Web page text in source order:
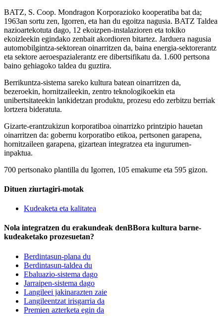
BATZ, S. Coop. Mondragon Korporazioko kooperatiba bat da;
1963an sortu zen, Igorren, eta han du egoitza nagusia. BATZ Taldea
nazioartekotuta dago, 12 ekoizpen-instalazioren eta tokiko
ekoizleekin egindako zenbait akordioren bitartez. Jarduera nagusia
automobilgintza-sektorean oinarritzen da, baina energia-sektorerantz
eta sektore aeroespazialerantz ere dibertsifikatu da. 1.600 pertsona
baino gehiagoko taldea du guztira.
Berrikuntza-sistema sareko kultura batean oinarritzen da,
bezeroekin, hornitzaileekin, zentro teknologikoekin eta
unibertsitateekin lankidetzan produktu, prozesu edo zerbitzu berriak
lortzera bideratuta.
Gizarte-erantzukizun korporatiboa oinarrizko printzipio hauetan
oinarritzen da: gobernu korporatibo etikoa, pertsonen garapena,
hornitzaileen garapena, gizartean integratzea eta ingurumen-
inpaktua.
700 pertsonako plantilla du Igorren, 105 emakume eta 595 gizon.
Dituen ziurtagiri-motak
Kudeaketa eta kalitatea
Nola integratzen du erakundeak denBBora kultura barne-
kudeaketako prozesuetan?
Berdintasun-plana du
Berdintasun-taldea du
Ebaluazio-sistema dago
Jarraipen-sistema dago
Langileei jakinarazten zaie
Langileentzat irisgarria da
Premien azterketa egin da